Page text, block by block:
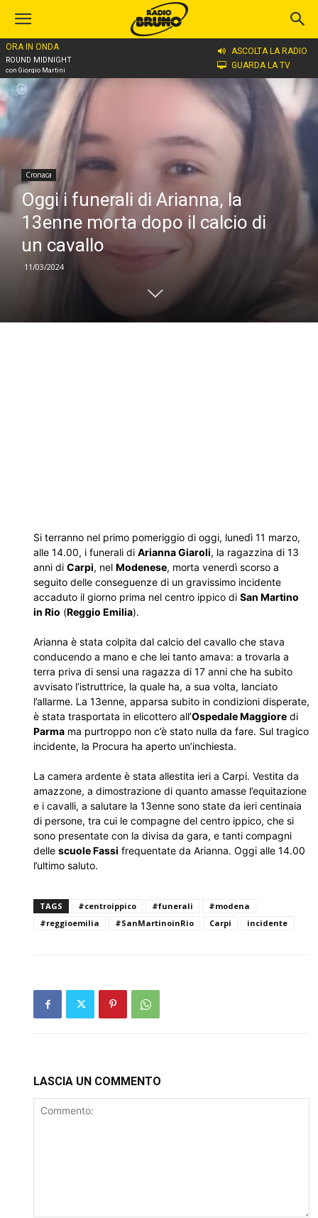
ORA IN ONDA
ROUND MIDNIGHT
con Giorgio Martini
ASCOLTA LA RADIO
GUARDA LA TV
Home
Cronaca
Oggi i funerali di Arianna, la
13enne morta dopo il calcio di
un cavallo
11/03/2024
Si terranno nel primo pomeriggio di oggi, lunedì 11 marzo,
alle 14.00, i funerali di Arianna Giaroli, la ragazzina di 13
anni di Carpi, nel Modenese, morta venerdì scorso a
seguito delle conseguenze di un gravissimo incidente
accaduto il giorno prima nel centro ippico di San Martino
in Rio (Reggio Emilia).
Arianna è stata colpita dal calcio del cavallo che stava
conducendo a mano e che lei tanto amava: a trovarla a
terra priva di sensi una ragazza di 17 anni che ha subito
avvisato l’istruttrice, la quale ha, a sua volta, lanciato
l’allarme. La 13enne, apparsa subito in condizioni disperate,
è stata trasportata in elicottero all’Ospedale Maggiore di
Parma ma purtroppo non c’è stato nulla da fare. Sul tragico
incidente, la Procura ha aperto un’inchiesta.
La camera ardente è stata allestita ieri a Carpi. Vestita da
amazzone, a dimostrazione di quanto amasse l’equitazione
e i cavalli, a salutare la 13enne sono state da ieri centinaia
di persone, tra cui le compagne del centro ippico, che si
sono presentate con la divisa da gara, e tanti compagni
delle scuole Fassi frequentate da Arianna. Oggi alle 14.00
l’ultimo saluto.
TAGS #centroippico #funerali
#modena
#reggioemilia
#SanMartinoinRio Carpi incidente
LASCIA UN COMMENTO